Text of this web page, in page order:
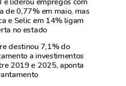
de 0,77% em maio, mas
e Selic em 14% ligam
no estado
destinou 7,1% do
a investimentos
2019 e 2025, aponta